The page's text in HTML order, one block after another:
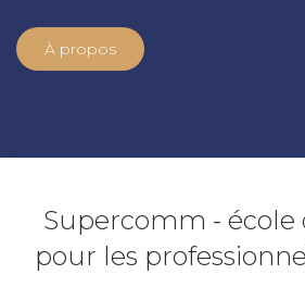
À propos
Supercomm - école
pour les